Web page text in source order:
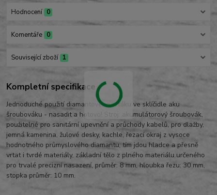
Hodnocení 0
Komentáře 0
Související zboží 1
Kompletní specifikace
Jednoduché použití diamantového vrtáku ve sklíčidle aku
šroubováku - nasadit a hotovo! Stroj: akumulátorový šroubovák,
použitelné pro sanitární upevnění a průchody kabelů, pro dlažby,
jemná kamenina, žulové desky, kachle, řezací okraj z vysoce
hodnotného průmyslového diamantu, tím jdou hladce a přesně
vrtat i tvrdé materiály, základní tělo z plného materiálu určeného
pro trvalé precizní nasazení, průměr: 8 mm, hloubka řezu: 30 mm,
stopka průměr: 10 mm.